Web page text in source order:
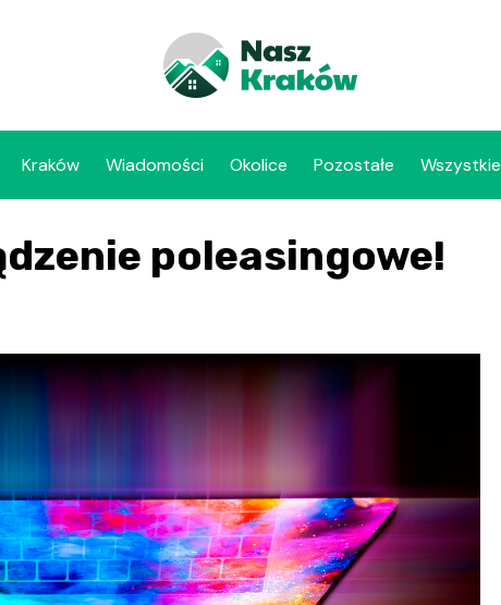
Kraków Wiadomości Okolice Pozostałe Wszystkie
poleasingowe!